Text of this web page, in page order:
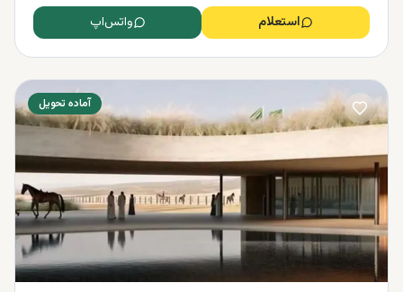
استعلام واتس‌اپ
آماده تحویل